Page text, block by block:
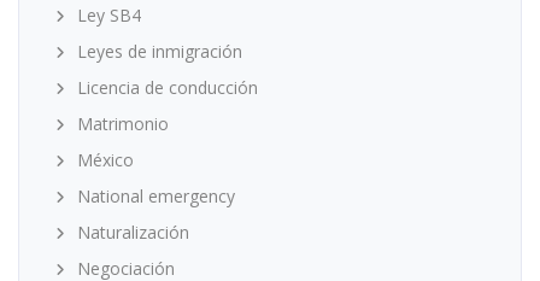
Ley SB4
Leyes de inmigración
Licencia de conducción
Matrimonio
México
National emergency
Naturalización
Negociación